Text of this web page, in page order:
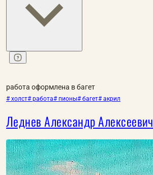
работа оформлена в багет
# холст# работа# пионы# багет# акрил
Леднев Александр Алексеевич